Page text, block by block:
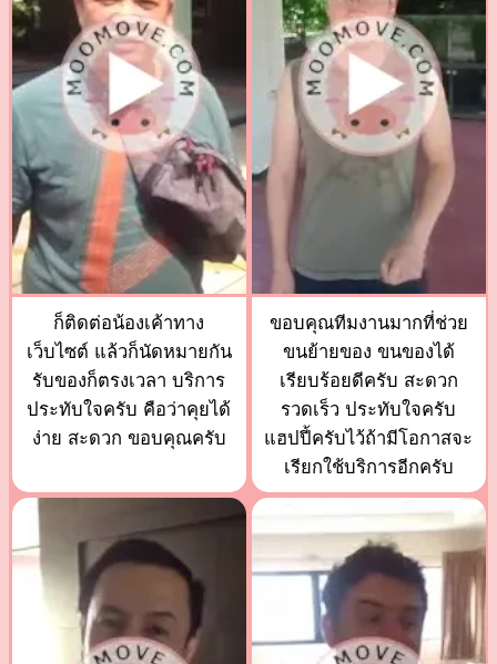
ก็ติดต่อน้องเค้าทาง
เว็บไซต์ แล้วก็นัดหมายกัน
รับของก็ตรงเวลา บริการ
ประทับใจครับ คือว่าคุยได้
ง่าย สะดวก ขอบคุณครับ
ขอบคุณทีมงานมากที่ช่วย
ขนย้ายของ ขนของได้
เรียบร้อยดีครับ สะดวก
รวดเร็ว ประทับใจครับ
แฮปปี้ครับไว้ถ้ามีโอกาสจะ
เรียกใช้บริการอีกครับ